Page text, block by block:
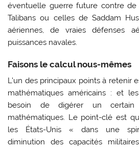
éventuelle guerre future contre de
Talibans ou celles de Saddam
aériennes, de vraies défenses
puissances navales.
Faisons le calcul nous-mêmes
L’un des principaux points à retenir
mathématiques américains : et
besoin de digérer un certain
mathématiques. Le point-clé est
les États-Unis « dans une
diminution des capacités